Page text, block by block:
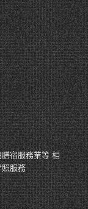
宿服務業等 相
服務